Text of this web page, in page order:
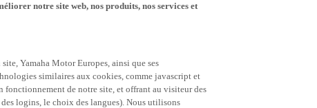
notre site web, nos produits, nos services et
Yamaha Motor Europes, ainsi que ses
similaires aux cookies, comme javascript et
de notre site, et offrant au visiteur des
logins, le choix des langues). Nous utilisons